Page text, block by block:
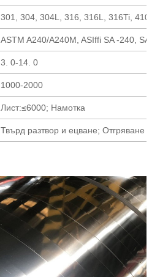
301, 304, 304L, 316, 316L, 316Ti,
ASTM A240/A240M, ASIffi SA -240, SA
3. 0-14. 0
1000-2000
Лист:≤6000; Намотка
Твърд разтвор и ецване; Отгряване и